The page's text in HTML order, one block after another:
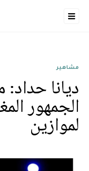
مشاهير
ديانا حداد:
الجمهور
لموازين